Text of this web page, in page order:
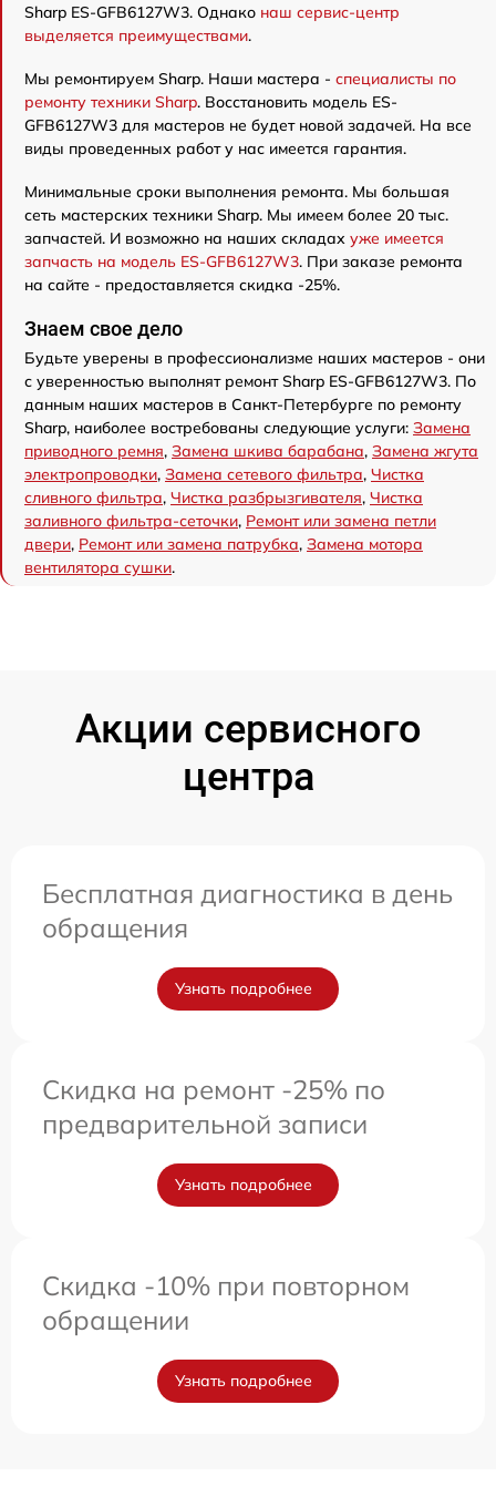
Sharp ES-GFB6127W3. Однако наш сервис-центр
выделяется преимуществами.
Мы ремонтируем Sharp. Наши мастера - специалисты по
ремонту техники Sharp. Восстановить модель ES-
GFB6127W3 для мастеров не будет новой задачей. На все
виды проведенных работ у нас имеется гарантия.
Минимальные сроки выполнения ремонта. Мы большая
сеть мастерских техники Sharp. Мы имеем более 20 тыс.
запчастей. И возможно на наших складах уже имеется
запчасть на модель ES-GFB6127W3. При заказе ремонта
на сайте - предоставляется скидка -25%.
Знаем свое дело
Будьте уверены в профессионализме наших мастеров - они
с уверенностью выполнят ремонт Sharp ES-GFB6127W3. По
данным наших мастеров в Санкт-Петербурге по ремонту
Sharp, наиболее востребованы следующие услуги: Замена
приводного ремня, Замена шкива барабана, Замена жгута
электропроводки, Замена сетевого фильтра, Чистка
сливного фильтра, Чистка разбрызгивателя, Чистка
заливного фильтра-сеточки, Ремонт или замена петли
двери, Ремонт или замена патрубка, Замена мотора
вентилятора сушки.
Акции сервисного
центра
Бесплатная диагностика в день
обращения
Узнать подробнее
Скидка на ремонт -25% по
предварительной записи
Узнать подробнее
Скидка -10% при повторном
обращении
Узнать подробнее